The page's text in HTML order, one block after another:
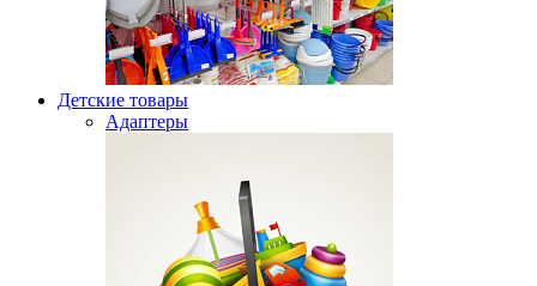
Детские товары
Адаптеры